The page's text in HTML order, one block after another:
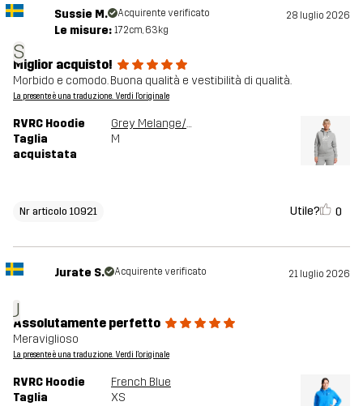
S
Sussie M. Acquirente verificato 28 luglio 2026
Le misure: 172cm, 63kg
Miglior acquisto!
Morbido e comodo. Buona qualità e vestibilità di qualità.
La presente è una traduzione. Verdi l'originale
RVRC Hoodie
Grey Melange/Oatmeal
Taglia
acquistata
M
Nr articolo 10921 Utile? 0
J
Jurate S. Acquirente verificato 21 luglio 2026
Assolutamente perfetto
Meraviglioso
La presente è una traduzione. Verdi l'originale
RVRC Hoodie
French Blue
Taglia
XS